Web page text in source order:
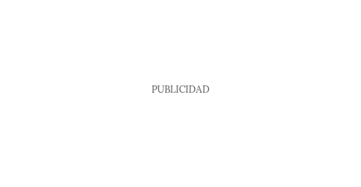
PUBLICIDAD